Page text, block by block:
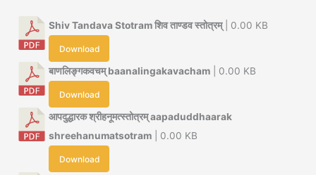
Shiv Tandava Stotram शिव ताण्डव स्तोत्रम्| 0.00 KB
Download
बाणलिङ्गकवचम् baanalingakavacham | 0.00 KB
Download
आपदुद्धारक श्रीहनूमत्स्तोत्रम् aapaduddhaarak
shreehanumatsotram | 0.00 KB
Download